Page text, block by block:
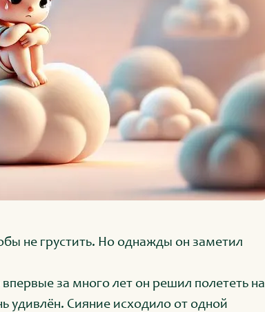
не грустить. Но однажды он заметил
за много лет он решил полететь на
удивлён. Сияние исходило от одной